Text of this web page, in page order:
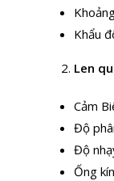
Khẩu
Len
Cảm
Độ
Độ
Ống